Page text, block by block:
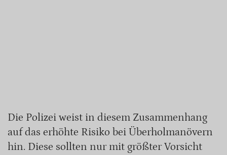
Die Polizei weist in diesem Zusammenhang
auf das erhöhte Risiko bei Überholmanövern
hin. Diese sollten nur mit größter Vorsicht